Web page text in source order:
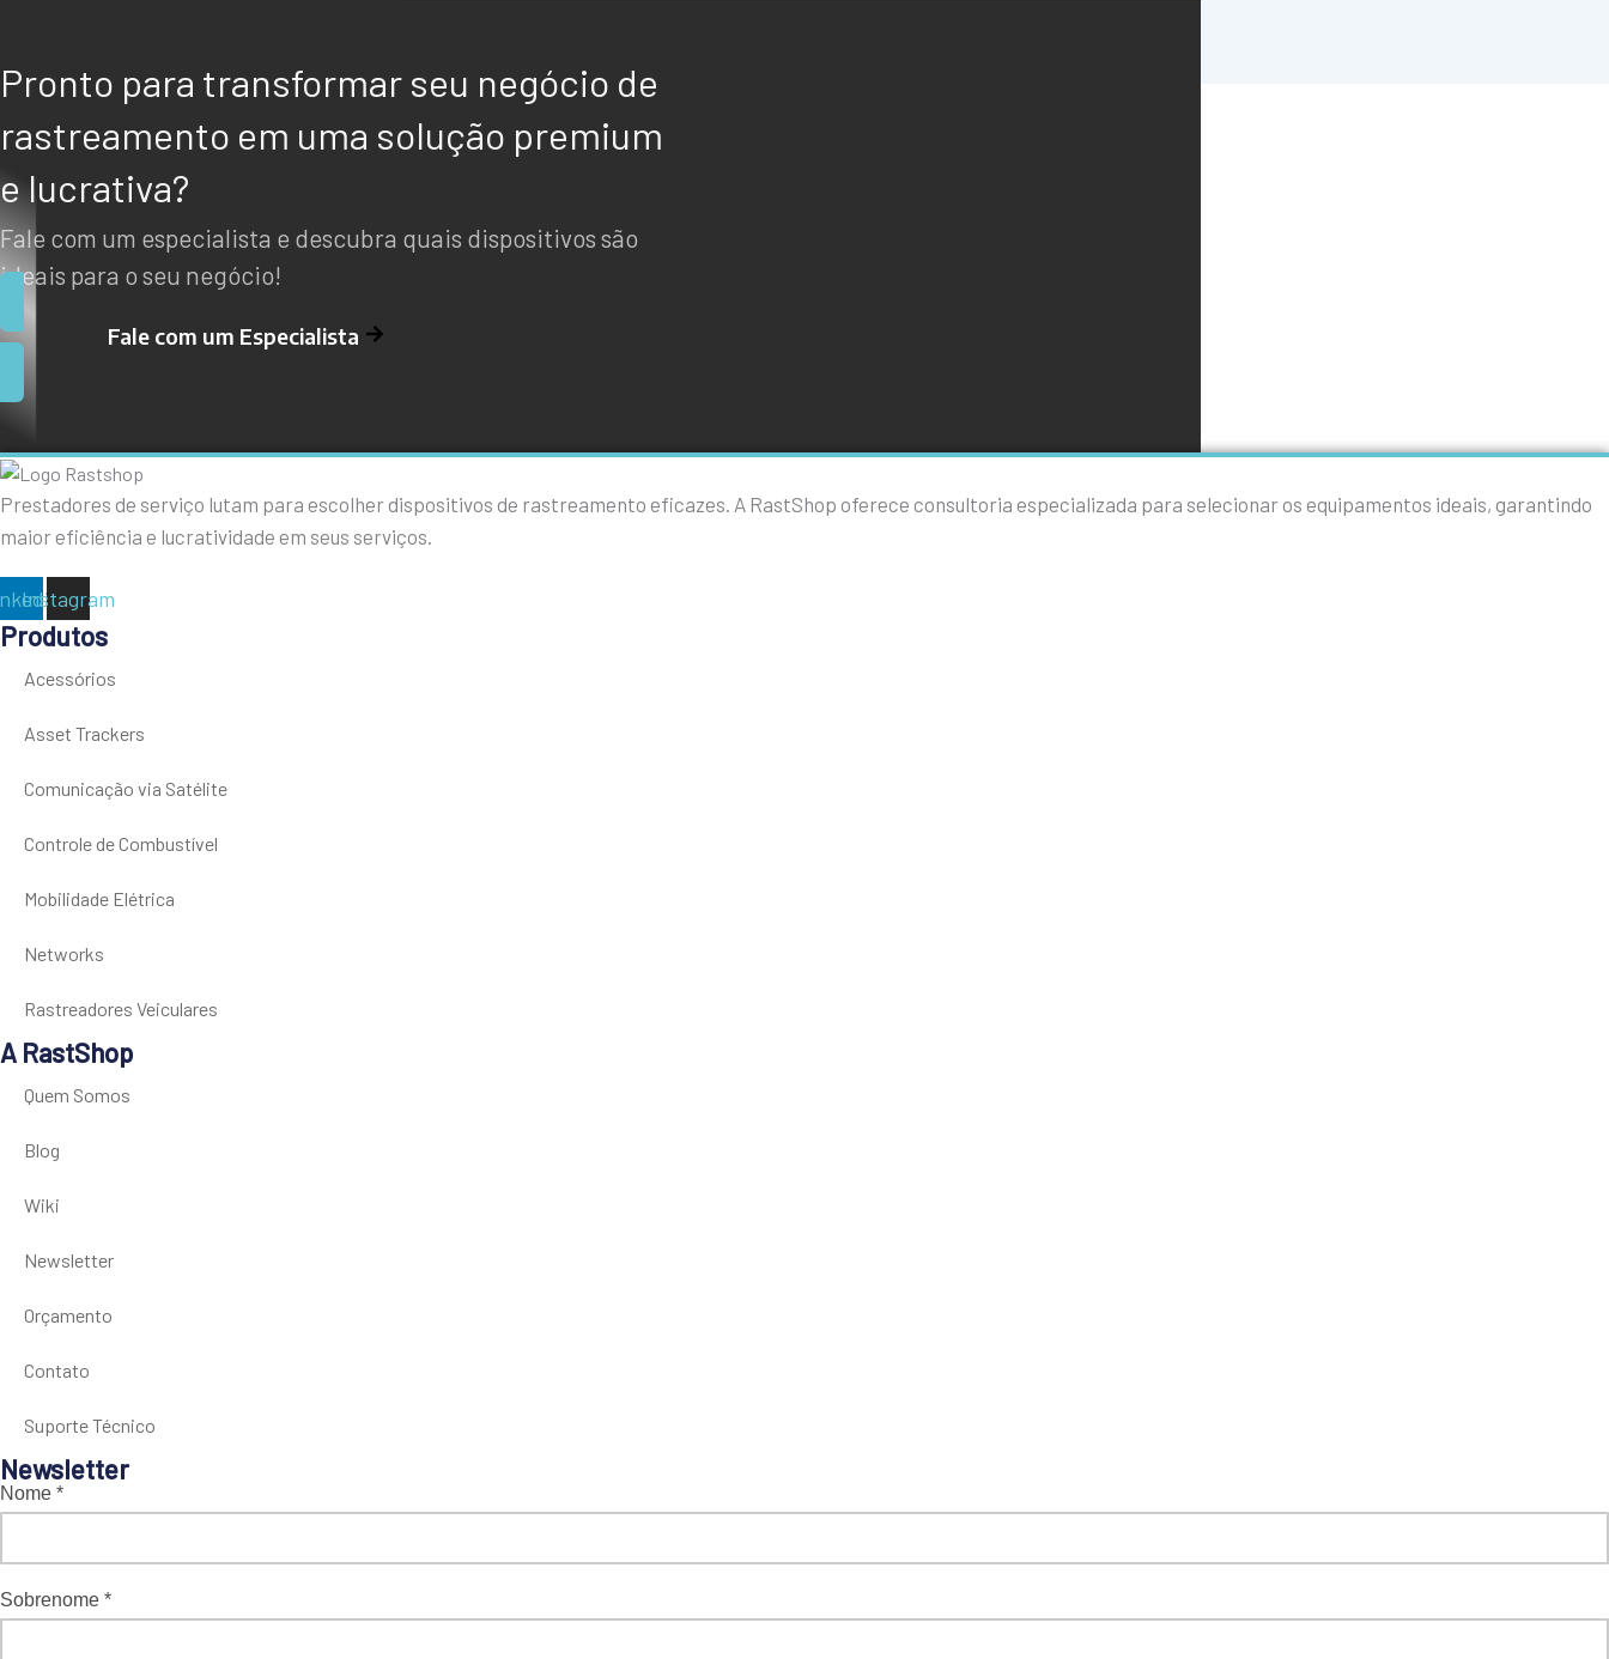
Pronto para transformar seu negócio de
rastreamento em uma solução premium
e lucrativa?
Fale com um especialista e descubra quais dispositivos são
ideais para o seu negócio!
Fale com um Especialista
Prestadores de serviço lutam para escolher dispositivos de rastreamento eficazes. A RastShop oferece consultoria especializada para selecionar os equipamentos ideais, garantindo
maior eficiência e lucratividade em seus serviços.
Instagram
Produtos
Acessórios
Asset Trackers
Comunicação via Satélite
Controle de Combustível
Mobilidade Elétrica
Networks
Rastreadores Veiculares
A RastShop
Quem Somos
Blog
Wiki
Newsletter
Orçamento
Contato
Suporte Técnico
Newsletter